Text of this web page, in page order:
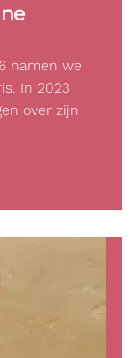
namen we
In 2023
over zijn